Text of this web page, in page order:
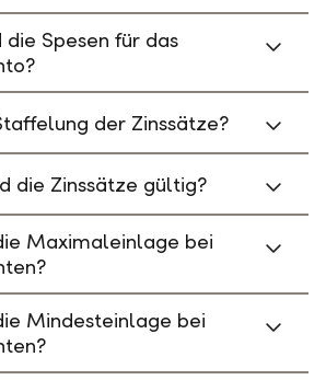
die Spesen für das
der Zinssätze?
die Zinssätze gültig?
Maximaleinlage bei
Mindesteinlage bei